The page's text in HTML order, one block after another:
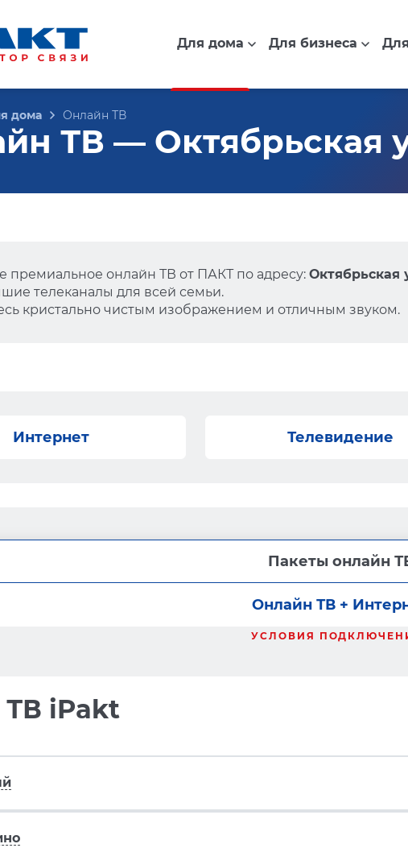
Для дома Для бизнеса
дома Онлайн ТВ
ТВ — Октябрьская
премиальное онлайн ТВ от ПАКТ по адресу: Октябрьская
телеканалы для всей семьи.
кристально чистым изображением и отличным звуком.
Интернет Телевидение
Пакеты онлайн
Онлайн ТВ +
УСЛОВИЯ
iPakt